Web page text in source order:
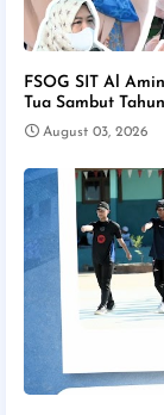
FSOG SIT Al
Tua Sambut
August 03, 2026